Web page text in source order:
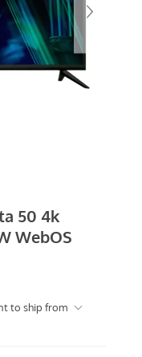
50 4k
WebOS
to ship from